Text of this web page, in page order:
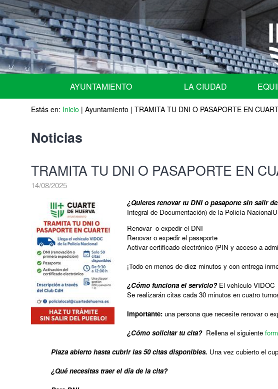
AYUNTAMIENTO
URGENTE - NOTICIAS de ULTIMA HORA -
Equipo de Gobierno
Miembros de la Junta de Gobierno Local
Comisiones Informativas | Comisión Asesora | Comisión de
Nombramiento de representantes de la corporación en
Grupos políticos
Plenos Municipales
PMUS - Plan de Movilidad Urbana Sostenible
Urbanismo
Tablón de anuncios: Ofertas de trabajo y otros.
Linea Verde - Ayuntamiento de Cuarte de Huerva
Trámites y Servicios
LA CIUDAD
Situación geográfica
Fiestas Patronales
Agenda
Estás en: Inicio | Ayuntamiento | TRAMITA TU DNI O PASAPORTE EN
Noticias
TRAMITA TU DNI O PASAPORTE EN
14/08/2025
¿Quieres renovar tu DNI o pasaporte sin salir
Integral de Documentación) de la Policía
Renovar o expedir el DNI
Renovar o expedir el pasaporte
Activar certificado electrónico (PIN y acceso a
¡Todo en menos de diez minutos y con entrega
¿Cómo funciona el servicio? El vehículo VIDOC
Se realizarán citas cada 30 minutos en cuatro
Importante: una persona que necesite renovar o
¿Cómo solicitar tu cita? Rellena el siguiente
Plaza abierto hasta cubrir las 50 citas disponibles. Una vez cubierto el
¿Qué necesitas traer el día de la cita?